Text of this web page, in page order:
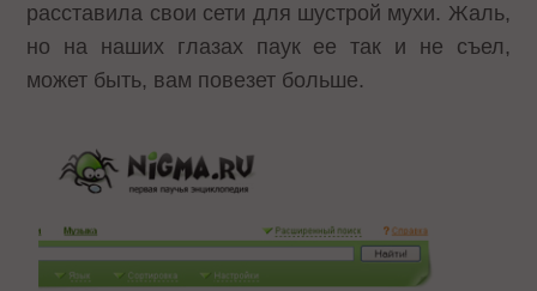
расставила свои сети для шустрой мухи. Жаль,
но на наших глазах паук ее так и не съел,
может быть, вам повезет больше.